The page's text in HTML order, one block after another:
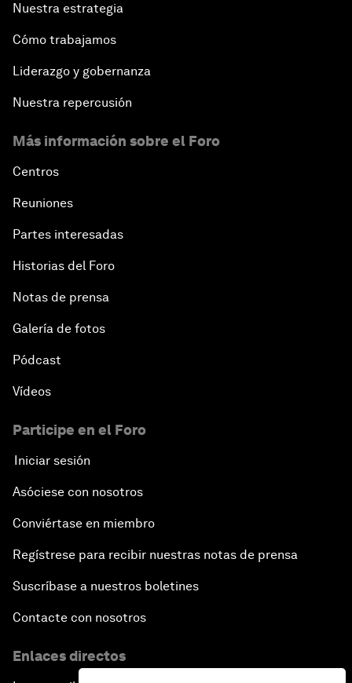
Nuestra estrategia
Cómo trabajamos
Liderazgo y gobernanza
Nuestra repercusión
Más información sobre el Foro
Centros
Reuniones
Partes interesadas
Historias del Foro
Notas de prensa
Galería de fotos
Pódcast
Vídeos
Participe en el Foro
Iniciar sesión
Asóciese con nosotros
Conviértase en miembro
Regístrese para recibir nuestras notas de prensa
Suscríbase a nuestros boletines
Contacte con nosotros
Enlaces directos